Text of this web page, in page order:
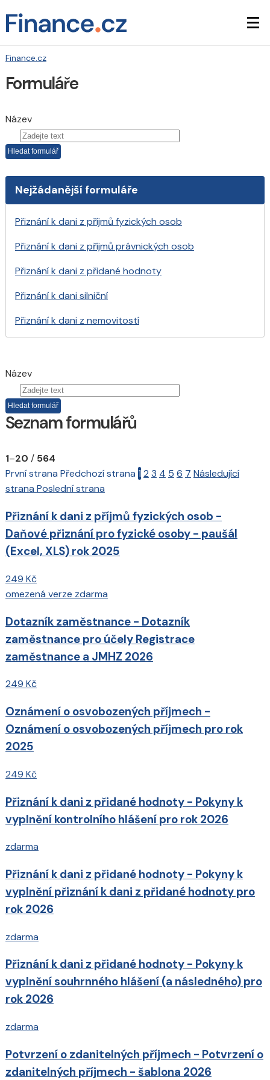
Finance.cz
Formuláře
Název
Nejžádanější formuláře
Přiznání k dani z příjmů fyzických osob
Přiznání k dani z příjmů právnických osob
Přiznání k dani z přidané hodnoty
Přiznání k dani silniční
Přiznání k dani z nemovitostí
Název
Seznam formulářů
1–20 / 564
První strana Předchozí strana 1 2 3 4 5 6 7 Následující
strana Poslední strana
Přiznání k dani z příjmů fyzických osob -
Daňové přiznání pro fyzické osoby - paušál
(Excel, XLS) rok 2025
249 Kč
omezená verze zdarma
Dotazník zaměstnance - Dotazník
zaměstnance pro účely Registrace
zaměstnance a JMHZ 2026
249 Kč
Oznámení o osvobozených příjmech -
Oznámení o osvobozených příjmech pro rok
2025
249 Kč
Přiznání k dani z přidané hodnoty - Pokyny k
vyplnění kontrolního hlášení pro rok 2026
zdarma
Přiznání k dani z přidané hodnoty - Pokyny k
vyplnění přiznání k dani z přidané hodnoty pro
rok 2026
zdarma
Přiznání k dani z přidané hodnoty - Pokyny k
vyplnění souhrnného hlášení (a následného) pro
rok 2026
zdarma
Potvrzení o zdanitelných příjmech - Potvrzení o
zdanitelných příjmech - šablona 2026